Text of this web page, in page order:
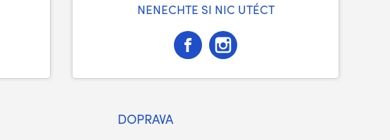
NENECHTE SI NIC UTÉCT
DOPRAVA